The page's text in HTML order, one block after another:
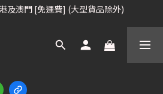
及澳門 [免運費] (大型貨品除外)
及澳門 [免運費] (大型貨品除外)
及澳門 [免運費] (大型貨品除外)